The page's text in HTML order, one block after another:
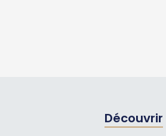
Découvrir